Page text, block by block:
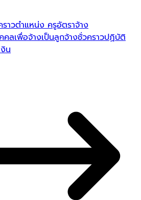
าวตำแหน่ง ครูอัตราจ้าง
คลเพื่อจ้างเป็นลูกจ้างชั่วคราวปฏิบัติ
น